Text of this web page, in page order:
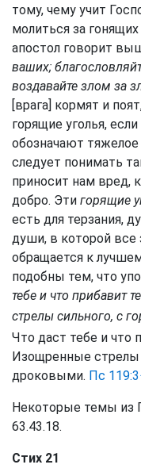
тому, чему учит
молиться за
апостол говорит
ваших;
воздавайте злом за
[врага] кормят и
горящие уголья,
обозначают
следует понимать
приносит нам вред,
добро. Эти горящие
есть для терзания,
души, в которой все
обращается к
подобны тем, что
тебе и что прибавит
стрелы сильного, с
Что даст тебе и что
Изощренные стрелы
дроковыми. Пс
Некоторые темы из
63.43.18.
Стих 21